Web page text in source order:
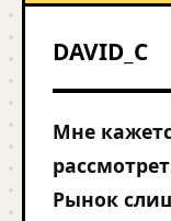
DAVID_C
Мне
Рынок